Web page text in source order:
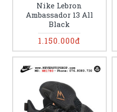
Nike Lebron
Ambassador 13 All
Black
1.150.000đ